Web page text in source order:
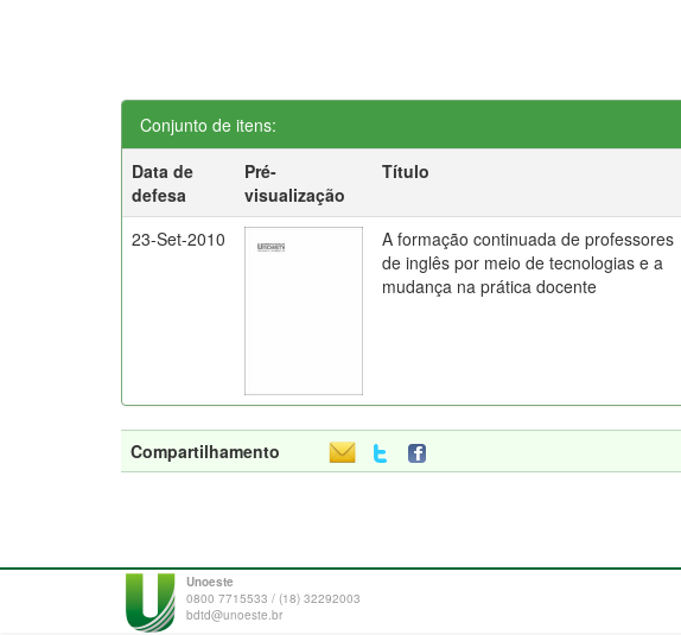
Conjunto de itens:
Data de
defesa
Pré-
visualização
Título
23-Set-2010
A formação continuada de professores
de inglês por meio de tecnologias e a
mudança na prática docente
Compartilhamento
Unoeste
0800 7715533 / (18) 32292003
bdtd@unoeste.br